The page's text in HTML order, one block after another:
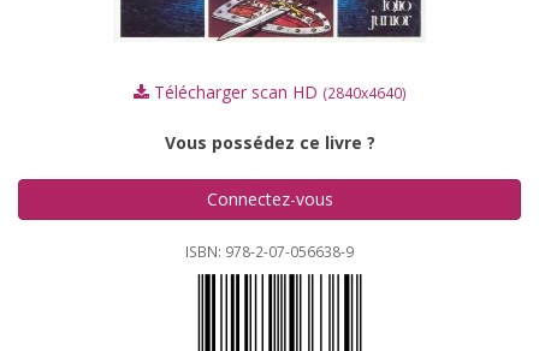
Télécharger scan HD (2840x4640)
Vous possédez ce livre ?
Connectez-vous
ISBN: 978-2-07-056638-9